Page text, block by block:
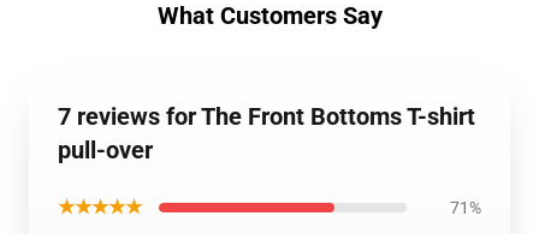
What Customers Say
7 reviews for The Front Bottoms T-shirt
pull-over
★★★★★ 71%